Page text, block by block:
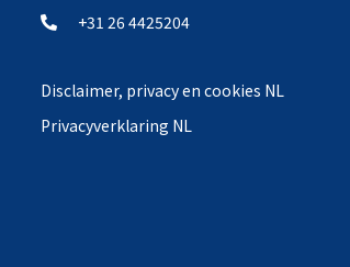
+31 26 4425204
Disclaimer, privacy en cookies NL
Privacyverklaring NL